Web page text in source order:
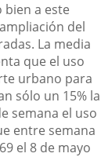
a este
del
La media
que el uso
urbano para
sólo un 15% la
semana el uso
entre semana
el 8 de mayo